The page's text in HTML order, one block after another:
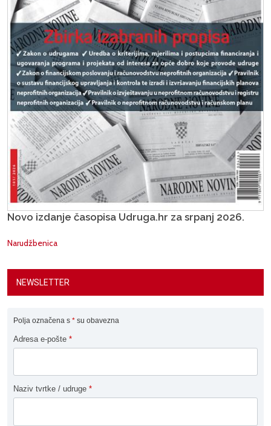
Novo izdanje časopisa Udruga.hr za srpanj 2026.
Narudžbenica
NEWSLETTER
Polja označena s * su obavezna
Adresa e-pošte *
Naziv tvrtke / udruge *